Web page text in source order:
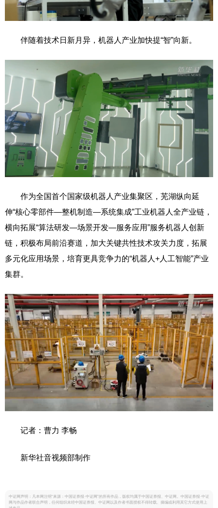
伴随着技术日新月异，机器人产业加快提“智”向新。
作为全国首个国家级机器人产业集聚区，芜湖纵向延
伸“核心零部件—整机制造—系统集成”工业机器人全产业链，
横向拓展“算法研发—场景开发—服务应用”服务机器人创新
链，积极布局前沿赛道，加大关键共性技术攻关力度，拓展
多元化应用场景，培育更具竞争力的“机器人+人工智能”产业
集群。
记者：曹力 李畅
新华社音视频部制作
中证网声明：凡本网注明“来源：中国证券报·中证网”的所有作品，版权均属于中国证券报、中证网。中国证券报·中证
网与作品作者联合声明，任何组织未经中国证券报、中证网以及作者书面授权不得转载、摘编或利用其它方式使用上